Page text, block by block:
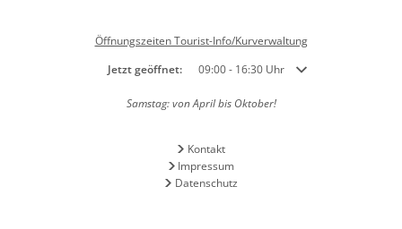
Öffnungszeiten Tourist-Info/Kurverwaltung
Klicken, um weitere Öffnungs- oder Schließzeiten
Jetzt geöffnet: 09:00- 16:30 Uhr Von 09:00 bis 16:30 Uhr
Samstag: von April bis Oktober!
Kontakt
Impressum
Datenschutz